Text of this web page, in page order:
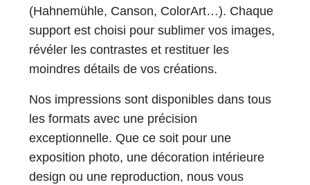
(Hahnemühle, Canson, ColorArt…). Chaque
support est choisi pour sublimer vos images,
révéler les contrastes et restituer les
moindres détails de vos créations.
Nos impressions sont disponibles dans tous
les formats avec une précision
exceptionnelle. Que ce soit pour une
exposition photo, une décoration intérieure
design ou une reproduction, nous vous